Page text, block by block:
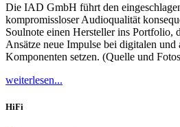
Die IAD GmbH führt den
kompromissloser Audioqualität
Soulnote einen Hersteller ins Portfolio,
Ansätze neue Impulse bei digitalen und
Komponenten setzen. (Quelle und
weiterlesen...
HiFi